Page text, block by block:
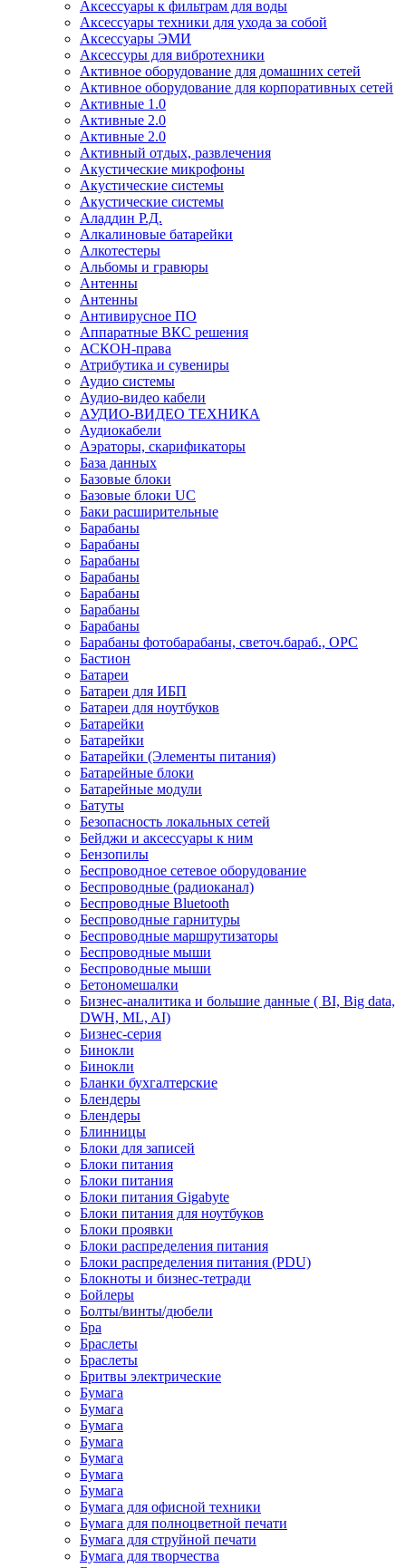
Аксессуары к фильтрам для воды
Аксессуары техники для ухода за собой
Аксессуары ЭМИ
Аксессуры для вибротехники
Активное оборудование для домашних сетей
Активное оборудование для корпоративных сетей
Активные 1.0
Активные 2.0
Активные 2.0
Активный отдых, развлечения
Акустические микрофоны
Акустические системы
Акустические системы
Аладдин Р.Д.
Алкалиновые батарейки
Алкотестеры
Альбомы и гравюры
Антенны
Антенны
Антивирусное ПО
Аппаратные ВКС решения
АСКОН-права
Атрибутика и сувениры
Аудио системы
Аудио-видео кабели
АУДИО-ВИДЕО ТЕХНИКА
Аудиокабели
Аэраторы, скарификаторы
База данных
Базовые блоки
Базовые блоки UC
Баки расширительные
Барабаны
Барабаны
Барабаны
Барабаны
Барабаны
Барабаны
Барабаны
Барабаны фотобарабаны, светоч.бараб., OPC
Бастион
Батареи
Батареи для ИБП
Батареи для ноутбуков
Батарейки
Батарейки
Батарейки (Элементы питания)
Батарейные блоки
Батарейные модули
Батуты
Безопасность локальных сетей
Бейджи и аксесcуары к ним
Бензопилы
Беспроводное сетевое оборудование
Беспроводные (радиоканал)
Беспроводные Bluetooth
Беспроводные гарнитуры
Беспроводные маршрутизаторы
Беспроводные мыши
Беспроводные мыши
Бетономешалки
Бизнес-аналитика и большие данные ( BI, Big data,
DWH, ML, AI)
Бизнес-серия
Бинокли
Бинокли
Бланки бухгалтерские
Блендеры
Блендеры
Блинницы
Блоки для записей
Блоки питания
Блоки питания
Блоки питания Gigabyte
Блоки питания для ноутбуков
Блоки проявки
Блоки распределения питания
Блоки распределения питания (PDU)
Блокноты и бизнес-тетради
Бойлеры
Болты/винты/дюбели
Бра
Браслеты
Браслеты
Бритвы электрические
Бумага
Бумага
Бумага
Бумага
Бумага
Бумага
Бумага
Бумага для офисной техники
Бумага для полноцветной печати
Бумага для струйной печати
Бумага для творчества